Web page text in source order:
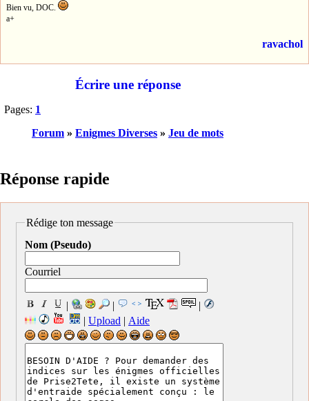
Bien vu, DOC.
a+
ravachol
Écrire une réponse
Pages: 1
Forum » Enigmes Diverses » Jeu de mots
Réponse rapide
Rédige ton message
Nom (Pseudo)
Courriel
| |
|
| Upload | Aide